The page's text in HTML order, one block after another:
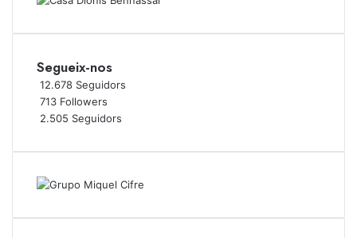
Segueix-nos
12.678 Seguidors
713 Followers
2.505 Seguidors